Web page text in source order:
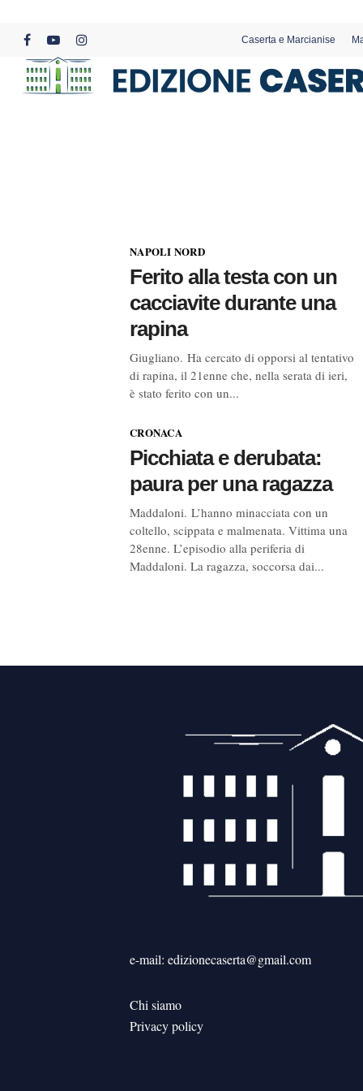
content
facebookyoutubeinstagram
Caserta e Marcianise
NAPOLI NORD
Ferito alla testa con un
cacciavite durante una
rapina
Giugliano. Ha cercato di opporsi al tentativo
di rapina, il 21enne che, nella serata di ieri,
è stato ferito con un...
CRONACA
Picchiata e derubata:
paura per una ragazza
Maddaloni. L’hanno minacciata con un
coltello, scippata e malmenata. Vittima una
28enne. L’episodio alla periferia di
Maddaloni. La ragazza, soccorsa dai...
articoli
e-mail: edizionecaserta@gmail.com
Chi siamo
Privacy policy